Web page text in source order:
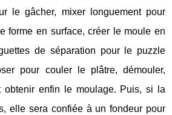
le gâcher, mixer longuement pour
forme en surface, créer le moule en
de séparation pour le puzzle
pour couler le plâtre, démouler,
obtenir enfin le moulage. Puis, si la
elle sera confiée à un fondeur pour